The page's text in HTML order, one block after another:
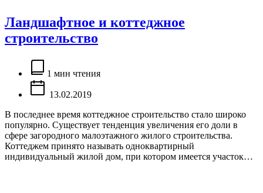
Ландшафтное и коттеджное
строительство
Расчётное
время
чтения
1 мин чтения
13.02.2019
В последнее время коттеджное строительство стало широко
популярно. Существует тенденция увеличения его доли в
сфере загородного малоэтажного жилого строительства.
Коттеджем принято называть одноквартирный
индивидуальный жилой дом, при котором имеется участок…